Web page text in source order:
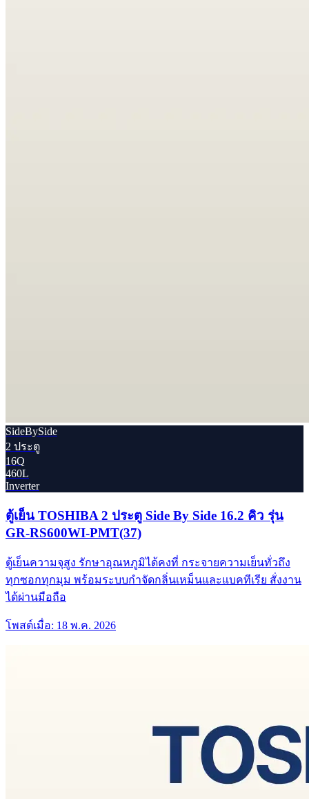
SideBySide
2 ประตู
16Q
460L
Inverter
ตู้เย็น TOSHIBA 2 ประตู Side By Side 16.2 คิว รุ่น
GR-RS600WI-PMT(37)
ตู้เย็นความจุสูง รักษาอุณหภูมิได้คงที่ กระจายความเย็นทั่วถึง
ทุกซอกทุกมุม พร้อมระบบกำจัดกลิ่นเหม็นและแบคทีเรีย สั่งงาน
ได้ผ่านมือถือ
โพสต์เมื่อ: 18 พ.ค. 2026